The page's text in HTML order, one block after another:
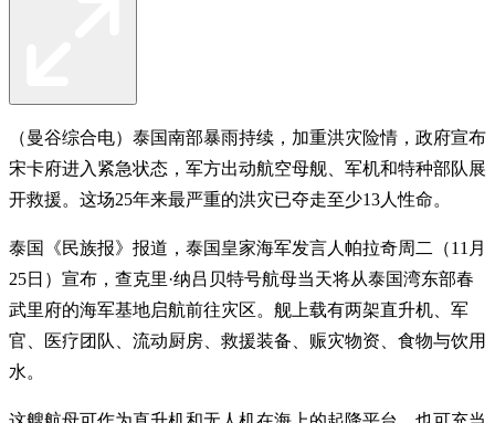
（曼谷综合电）泰国南部暴雨持续，加重洪灾险情，政府宣布
宋卡府进入紧急状态，军方出动航空母舰、军机和特种部队展
开救援。这场25年来最严重的洪灾已夺走至少13人性命。
泰国《民族报》报道，泰国皇家海军发言人帕拉奇周二（11月
25日）宣布，查克里·纳吕贝特号航母当天将从泰国湾东部春
武里府的海军基地启航前往灾区。舰上载有两架直升机、军
官、医疗团队、流动厨房、救援装备、赈灾物资、食物与饮用
水。